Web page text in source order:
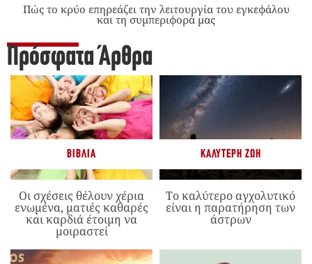
Πώς το κρύο επηρεάζει την λειτουργία του εγκεφάλου
και τη συμπεριφορά μας
Πρόσφατα Άρθρα
ΒΙΒΛΊΑ
Οι σχέσεις θέλουν χέρια
ενωμένα, ματιές καθαρές
και καρδιά έτοιμη να
μοιραστεί
ΚΑΛΎΤΕΡΗ ΖΩΉ
Το καλύτερο αγχολυτικό
είναι η παρατήρηση των
άστρων